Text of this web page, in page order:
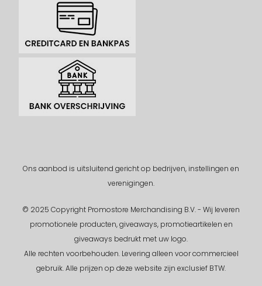
Ons aanbod is uitsluitend gericht op bedrijven, instellingen en
verenigingen.
© 2025 Copyright Promostore Merchandising B.V. - Wij leveren
promotionele producten, giveaways, promotieartikelen en
giveaways bedrukt met uw logo.
Alle rechten voorbehouden.Levering alleen voor commercieel
gebruik. Alle prijzen op deze website zijn exclusief BTW.